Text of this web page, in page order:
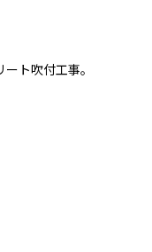
ト吹付工事。